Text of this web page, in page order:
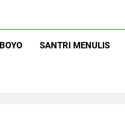
SANTRI MENULIS